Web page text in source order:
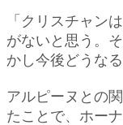
「クリスチャン
がないと思う。
かし今後どうな
アルピーヌとの
たことで、ホー